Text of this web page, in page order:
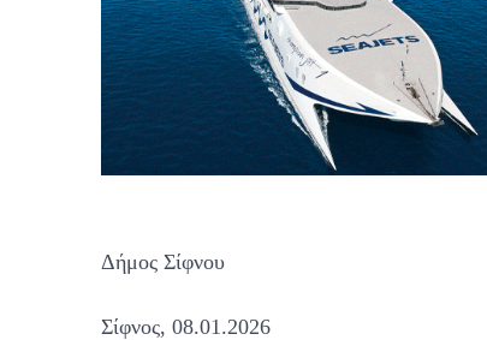
Δήμος Σίφνου
Σίφνος, 08.01.2026